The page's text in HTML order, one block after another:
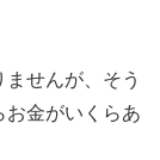
せんが、そう
お金がいくらあ